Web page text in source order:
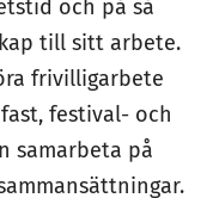
och på så
till sitt arbete.
frivilligarbete
festival- och
samarbeta på